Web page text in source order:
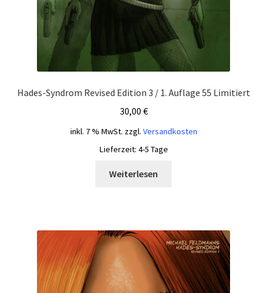
Hades-Syndrom Revised Edition 3 / 1. Auflage 55 Limitiert
30,00 €
inkl. 7 % MwSt. zzgl. Versandkosten
Lieferzeit: 4-5 Tage
Weiterlesen